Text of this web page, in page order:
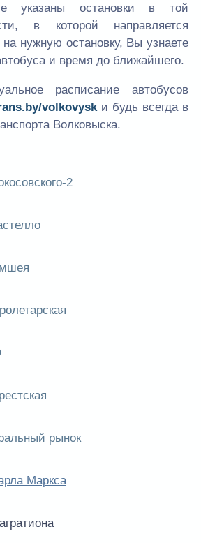
указаны остановки в той
в которой направляется
нужную остановку, Вы узнаете
и время до ближайшего.
расписание автобусов
volkovysk и будь всегда в
Волковыска.
2
рынок
Маркса